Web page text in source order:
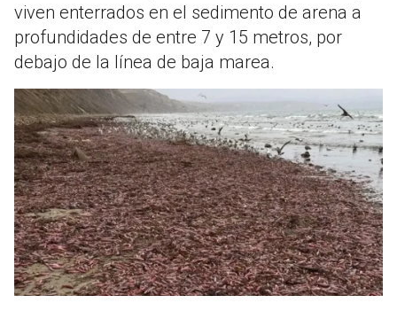
viven enterrados en el sedimento de arena a
profundidades de entre 7 y 15 metros, por
debajo de la línea de baja marea.